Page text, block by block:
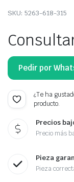
SKU: 5263-618-315
Pedir por
¿Te ha
producto.
Precios
Precio más
Pieza
Pieza